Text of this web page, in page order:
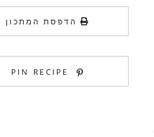
הדפסת המתכון
PIN RECIPE